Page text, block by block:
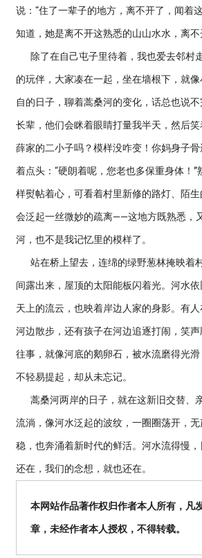
说：“住了一辈子的地方，离不开了，闻着
知道，她是离不开这熟悉的山山水水，离不
除了在自己屯子里待着，我也爱去邻村
的玩伴，大家凑在一起，坐在墙根下，就
自的日子，聊着蒿桑河的变化，话总也说
长辈，他们会眯着眼睛打量我半天，然后
薛家的二小子吗？模样没咋变！你妈身子
着点头：“硬朗着呢，您老也多保重身体！
样熨帖着心，可看着村里新修的路灯、陌
会泛起一丝微妙的疏离——这地方既熟悉，
河，也不是我记忆里的模样了。
站在桥上望去，连绵的绿野葱林掩映着
间露出来，屋顶的太阳能板闪着光。河水
天上的流云，也映着岸边人家的身影。有
河边散步，还有孩子在河边追逐打闹，笑
往事，就像河底的鹅卵石，被水流磨得光滑
不轻易提起，却从未忘记。
蒿桑河两岸的日子，就在这新旧交替、
流淌，像河水泛起的波纹，一圈圈荡开，
稳，也奔涌着新时代的鲜活。河水流得慢
还在，我们的念想，就也还在。
本网站作品著作权归作者本人所有，凡
章，未经作者本人授权，不得转载。